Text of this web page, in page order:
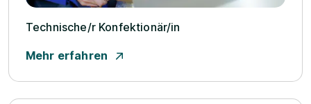
Technische/­r Konfektionär/­in
Mehr erfahren